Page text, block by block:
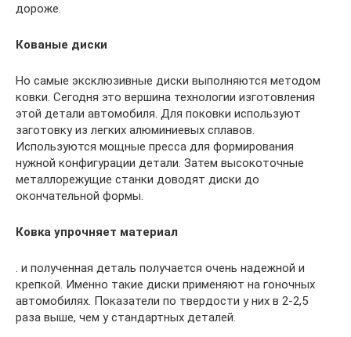
дороже.
Кованые диски
Но самые эксклюзивные диски выполняются методом
ковки. Сегодня это вершина технологии изготовления
этой детали автомобиля. Для поковки используют
заготовку из легких алюминиевых сплавов.
Используются мощные пресса для формирования
нужной конфигурации детали. Затем высокоточные
металлорежущие станки доводят диски до
окончательной формы.
Ковка упрочняет материал
. и полученная деталь получается очень надежной и
крепкой. Именно такие диски применяют на гоночных
автомобилях. Показатели по твердости у них в 2-2,5
раза выше, чем у стандартных деталей.